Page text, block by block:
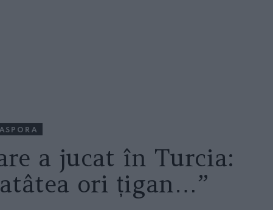
a jucat în Turcia:
ori țigan…”